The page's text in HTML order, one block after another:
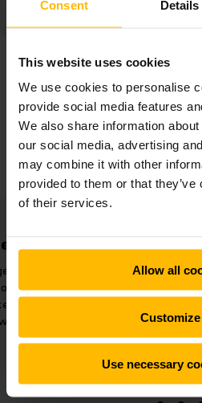
Consent Details
This website uses cookies
We use cookies to personalise
provide social media features
We also share information
our social media, advertising
may combine it with other
provided to them or that
of their services.
Allow all
Customize
Use necessary
Verbeterde
leveringsopties
Gegarandeerde nalevering
geautomatiseerde JIS-systeem.